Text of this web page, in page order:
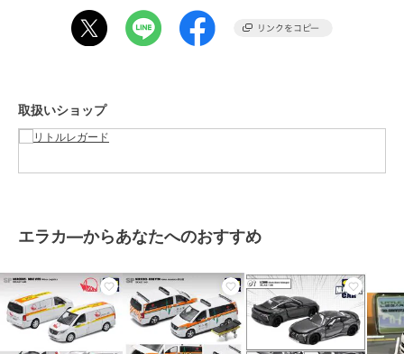
取扱いショップ
エラカ―からあなたへのおすすめ